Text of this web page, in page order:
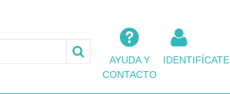
AYUDA Y
CONTACTO
IDENTIFÍCATE